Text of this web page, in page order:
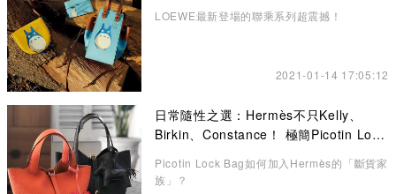
LOEWE最新登場的聯乘系列超震撼！
2021-01-14 17:05:12
日常隨性之選：Hermès不只Kelly、
Birkin、Constance！ 極簡Picotin Lock
Picotin Lock Bag如何加入Hermès的「斷貨家
族」？